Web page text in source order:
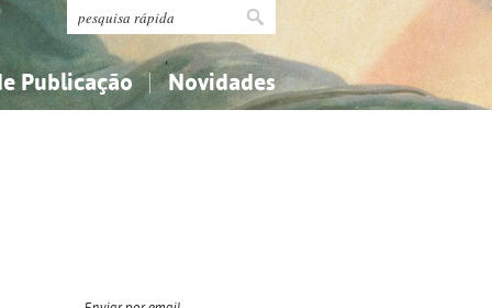
Publicação Novidades